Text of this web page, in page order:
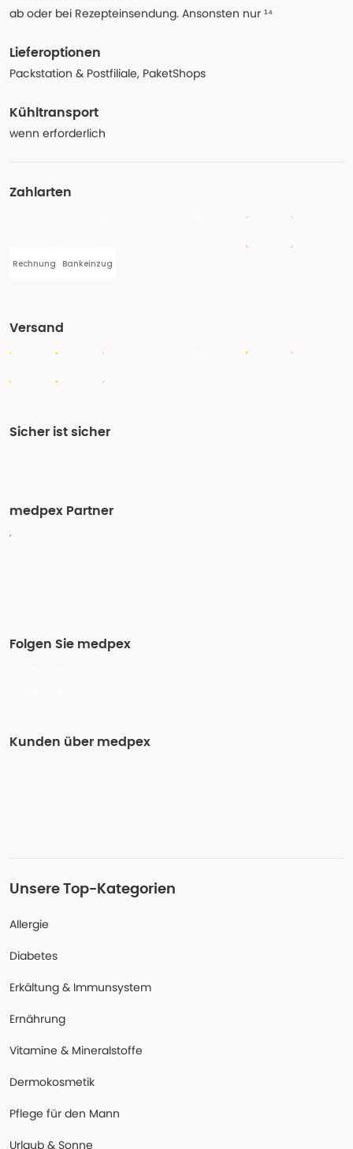
ab oder bei Rezepteinsendung. Ansonsten nur ¹⁴
Lieferoptionen
Packstation & Postfiliale, PaketShops
Kühltransport
wenn erforderlich
Zahlarten
Rechnung Bankeinzug
Versand
Sicher ist sicher
medpex Partner
Folgen Sie medpex
Kunden über medpex
Unsere Top-Kategorien
Allergie
Diabetes
Erkältung & Immunsystem
Ernährung
Vitamine & Mineralstoffe
Dermokosmetik
Pflege für den Mann
Urlaub & Sonne